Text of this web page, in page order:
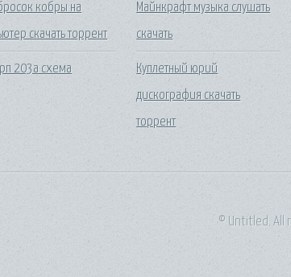
кобры на
скачать торрент
203а схема
Майнкрафт музыка слушать
скачать
Куплетный юрий
дискография скачать
торрент
© Untitled. All